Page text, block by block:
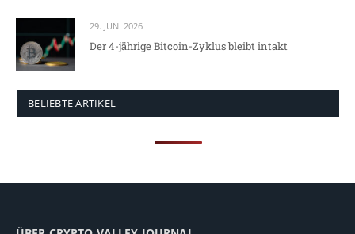
29. JUNI 2026
Der 4-jährige Bitcoin-Zyklus bleibt intakt
BELIEBTE ARTIKEL